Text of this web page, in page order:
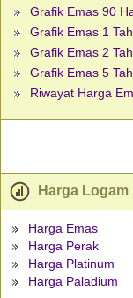
Grafik Emas 90
Grafik Emas 1
Grafik Emas 2
Grafik Emas 5
Riwayat Harga
Harga Logam
Harga Emas
Harga Perak
Harga Platinum
Harga Paladium